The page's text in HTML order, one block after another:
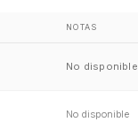
NOTAS
No disponible
No disponible